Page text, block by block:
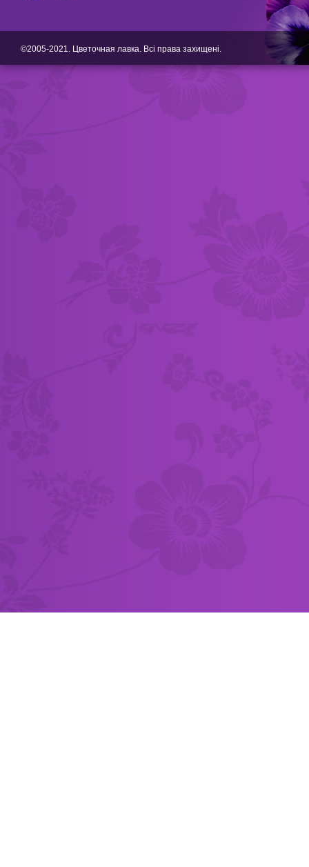
©2005-2021. Цветочная лавка. Всі права захищені.